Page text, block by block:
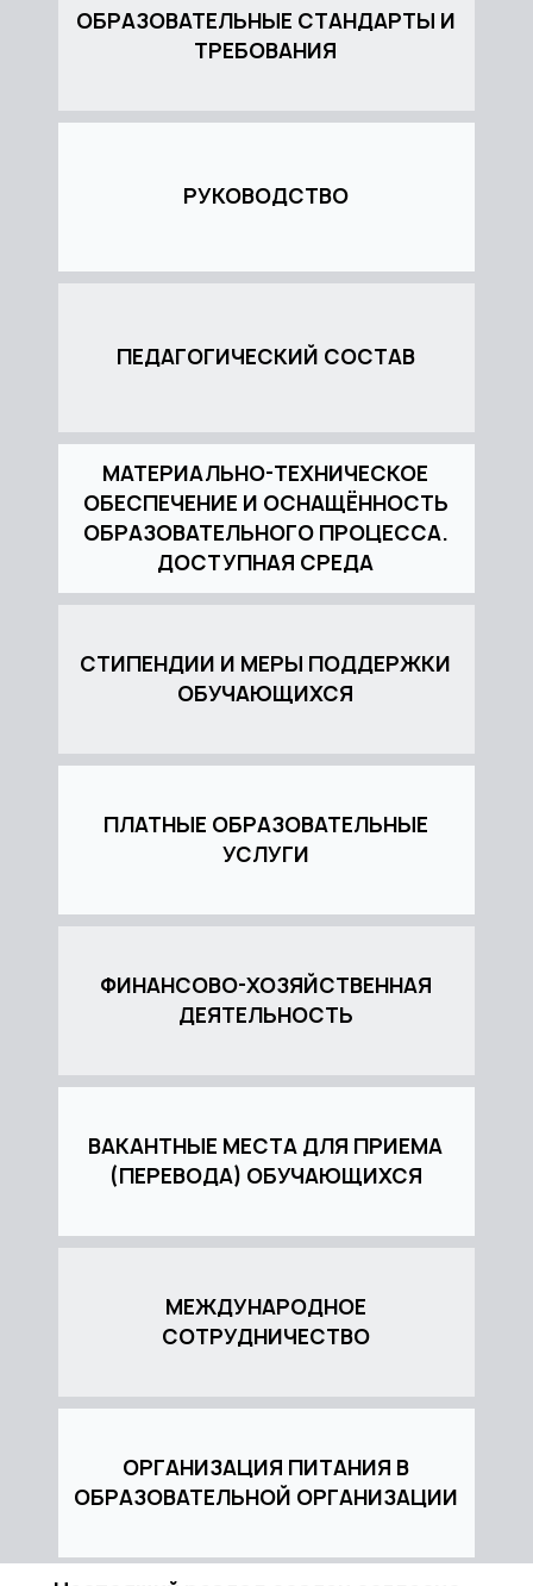
ОБРАЗОВАТЕЛЬНЫЕ СТАНДАРТЫ И
ТРЕБОВАНИЯ
РУКОВОДСТВО
ПЕДАГОГИЧЕСКИЙ СОСТАВ
МАТЕРИАЛЬНО-ТЕХНИЧЕСКОЕ
ОБЕСПЕЧЕНИЕ И ОСНАЩЁННОСТЬ
ОБРАЗОВАТЕЛЬНОГО ПРОЦЕССА.
ДОСТУПНАЯ СРЕДА
СТИПЕНДИИ И МЕРЫ ПОДДЕРЖКИ
ОБУЧАЮЩИХСЯ
ПЛАТНЫЕ ОБРАЗОВАТЕЛЬНЫЕ
УСЛУГИ
ФИНАНСОВО-ХОЗЯЙСТВЕННАЯ
ДЕЯТЕЛЬНОСТЬ
ВАКАНТНЫЕ МЕСТА ДЛЯ ПРИЕМА
(ПЕРЕВОДА) ОБУЧАЮЩИХСЯ
МЕЖДУНАРОДНОЕ
СОТРУДНИЧЕСТВО
ОРГАНИЗАЦИЯ ПИТАНИЯ В
ОБРАЗОВАТЕЛЬНОЙ ОРГАНИЗАЦИИ